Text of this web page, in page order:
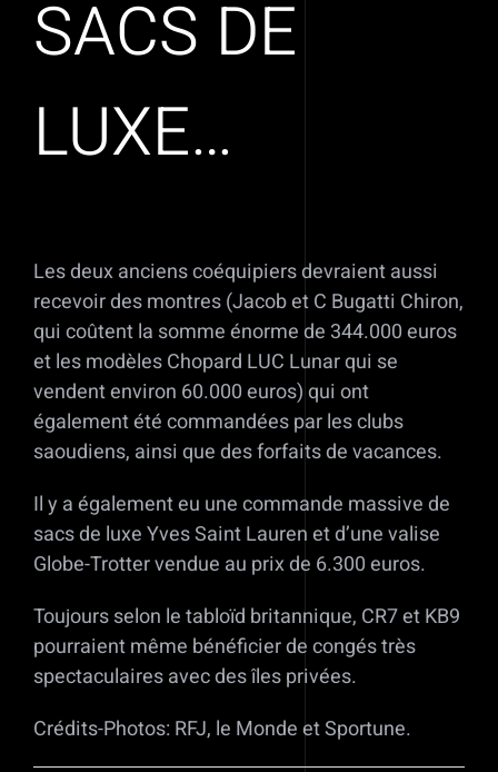
SACS DE
LUXE…
Les deux anciens coéquipiers devraient aussi
recevoir des montres (Jacob et C Bugatti Chiron,
qui coûtent la somme énorme de 344.000 euros
et les modèles Chopard LUC Lunar qui se
vendent environ 60.000 euros) qui ont
également été commandées par les clubs
saoudiens, ainsi que des forfaits de vacances.
Il y a également eu une commande massive de
sacs de luxe Yves Saint Lauren et d’une valise
Globe-Trotter vendue au prix de 6.300 euros.
Toujours selon le tabloïd britannique, CR7 et KB9
pourraient même bénéficier de congés très
spectaculaires avec des îles privées.
Crédits-Photos: RFJ, le Monde et Sportune.